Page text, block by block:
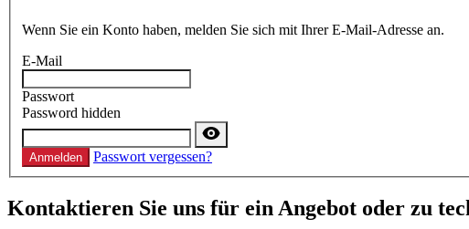
Wenn Sie ein Konto haben, melden Sie sich mit Ihrer E-Mail-Adresse an.
E-Mail
Passwort
Password hidden
Anmelden Passwort vergessen?
Kontaktieren Sie uns für ein Angebot oder zu